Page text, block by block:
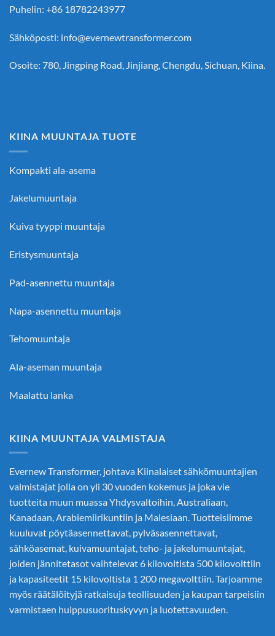
Puhelin: +86 18782243977
Sähköposti: info@evernewtransformer.com
Osoite: 780, Jingping Road, Jinjiang, Chengdu, Sichuan, Kiina.
KIINA MUUNTAJA TUOTE
Kompakti ala-asema
Jakelumuuntaja
Kuiva tyyppi muuntaja
Eristysmuuntaja
Pad-asennettu muuntaja
Napa-asennettu muuntaja
Tehomuuntaja
Ala-aseman muuntaja
Maalattu lanka
KIINA MUUNTAJA VALMISTAJA
Evernew Transformer, johtava Kiinalaiset sähkömuuntajien
valmistajat jolla on yli 30 vuoden kokemus ja joka vie
tuotteita muun muassa Yhdysvaltoihin, Australiaan,
Kanadaan, Arabiemiirikuntiin ja Malesiaan. Tuotteisiimme
kuuluvat pöytäasennettavat, pylväsasennettavat,
sähköasemat, kuivamuuntajat, teho- ja jakelumuuntajat,
joiden jännitetasot vaihtelevat 6 kilovoltista 500 kilovolttiin
ja kapasiteetit 15 kilovoltista 1 200 megavolttiin. Tarjoamme
myös räätälöityjä ratkaisuja teollisuuden ja kaupan tarpeisiin
varmistaen huippusuorituskyvyn ja luotettavuuden.